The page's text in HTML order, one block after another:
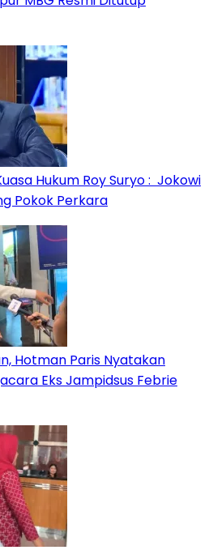
Hukum Roy Suryo : Jokowi
Pokok Perkara
Hotman Paris Nyatakan
Eks Jampidsus Febrie